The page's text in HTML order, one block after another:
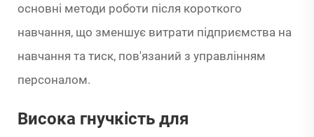
основні методи роботи після короткого
навчання, що зменшує витрати підприємства на
навчання та тиск, пов'язаний з управлінням
персоналом.
Висока гнучкість для